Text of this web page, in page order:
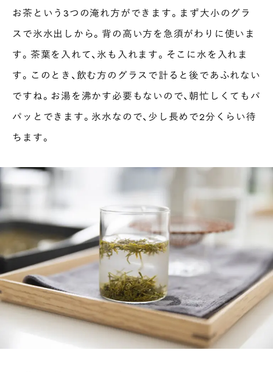
お茶という3つの淹れ方ができます。まず大小のグラ
スで氷水出しから。背の高い方を急須がわりに使いま
す。茶葉を入れて、氷も入れます。そこに水を入れま
す。このとき、飲む方のグラスで計ると後であふれない
ですね。お湯を沸かす必要もないので、朝忙しくてもパ
パッとできます。氷水なので、少し長めで2分くらい待
ちます。